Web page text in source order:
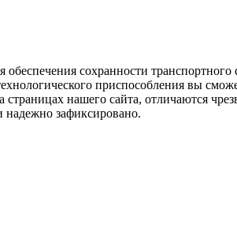
сохранности
приспособления вы
нашего сайта, отличаются
надежно зафиксировано.